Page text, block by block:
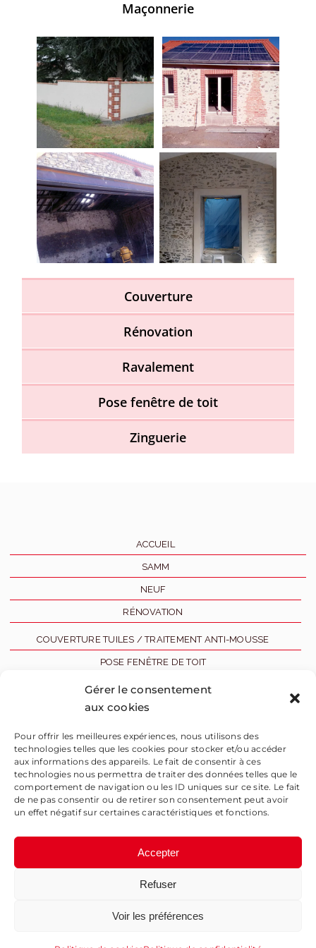
Gérer le consentement
aux cookies
Pour offrir les meilleures expériences, nous utilisons des
technologies telles que les cookies pour stocker et/ou accéder
aux informations des appareils. Le fait de consentir à ces
technologies nous permettra de traiter des données telles que le
comportement de navigation ou les ID uniques sur ce site. Le fait
de ne pas consentir ou de retirer son consentement peut avoir
un effet négatif sur certaines caractéristiques et fonctions.
Accepter
Refuser
Voir les préférences
Maçonnerie
Couverture
Rénovation
Ravalement
Pose fenêtre de toit
Zinguerie
ACCUEIL
SAMM
NEUF
RÉNOVATION
COUVERTURE TUILES / TRAITEMENT ANTI-MOUSSE
POSE FENÊTRE DE TOIT
ZINGUERIE
RAVALEMENT
RÉALISATIONS
CONTACT
02 40 36 21 08
SAMM
Politique de confidentialité